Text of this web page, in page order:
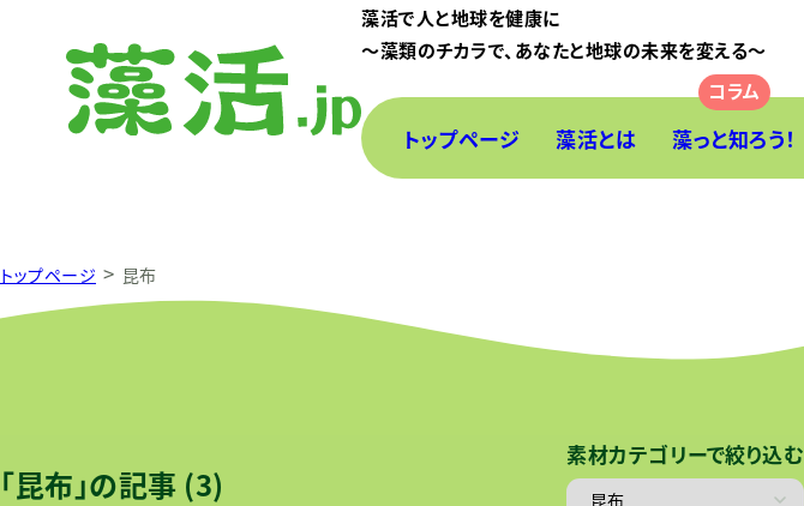
藻活で人と地球を健康に
〜藻類のチカラで、あなたと地球の未来を変える〜
トップページ 藻活とは 藻っと知ろう！
トップページ > 昆布
「昆布」の記事 (3)
素材カテゴリーで絞り込む